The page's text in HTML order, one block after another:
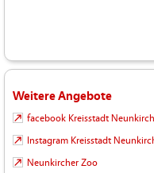
Weitere Angebote
facebook Kreisstadt
Instagram Kreisstadt
Neunkircher Zoo